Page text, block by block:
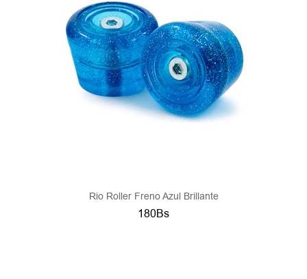
Rio Roller Freno Azul Brillante
180Bs